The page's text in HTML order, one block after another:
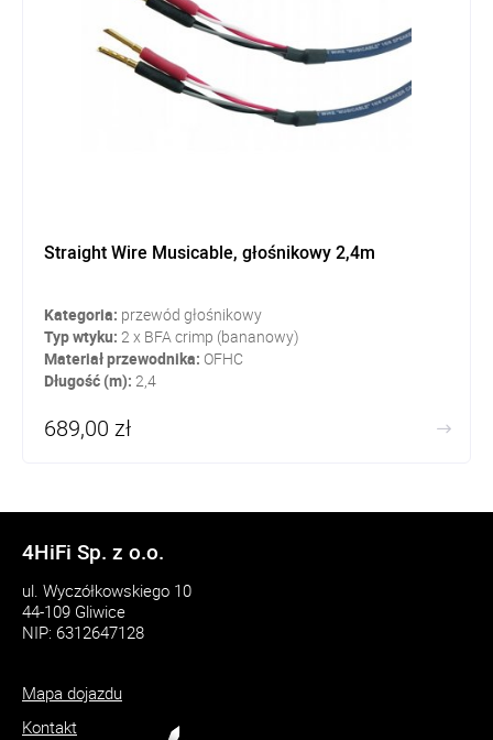
Straight Wire Musicable, głośnikowy 2,4m
Kategoria: przewód głośnikowy
Typ wtyku: 2 x BFA crimp (bananowy)
Materiał przewodnika: OFHC
Długość (m): 2,4
689,00 zł
4HiFi Sp. z o.o.
ul. Wyczółkowskiego 10
44-109 Gliwice
NIP: 6312647128
Mapa dojazdu
Kontakt